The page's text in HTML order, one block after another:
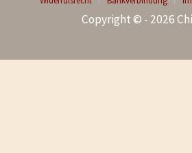
Copyright © - 2026